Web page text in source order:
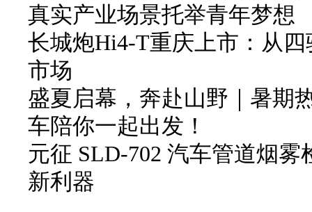
真实产业场景托举青年梦想
长城炮Hi4-T重庆上市：从
市场
盛夏启幕，奔赴山野｜暑期
车陪你一起出发！
元征 SLD-702 汽车管道烟
新利器